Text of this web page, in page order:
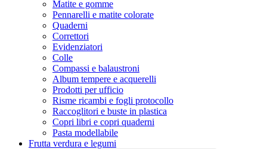
Matite e gomme
Pennarelli e matite colorate
Quaderni
Correttori
Evidenziatori
Colle
Compassi e balaustroni
Album tempere e acquerelli
Prodotti per ufficio
Risme ricambi e fogli protocollo
Raccoglitori e buste in plastica
Copri libri e copri quaderni
Pasta modellabile
Frutta verdura e legumi